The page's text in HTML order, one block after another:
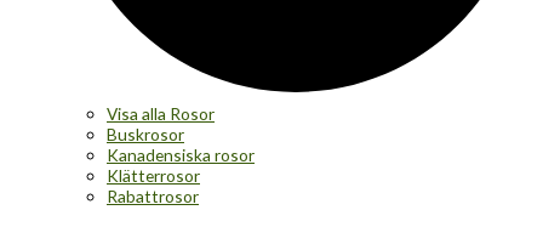
Visa alla Rosor
Buskrosor
Kanadensiska rosor
Klätterrosor
Rabattrosor